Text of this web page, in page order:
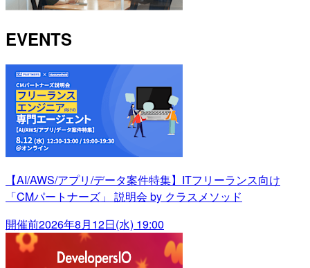
EVENTS
【AI/AWS/アプリ/データ案件特集】ITフリーランス向け
「CMパートナーズ」 説明会 by クラスメソッド
開催前2026年8月12日(水) 19:00